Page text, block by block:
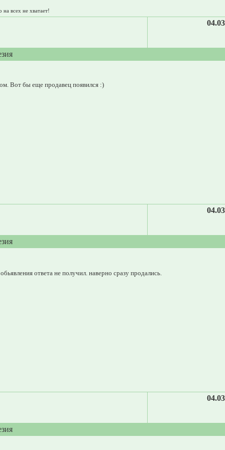
всех не хватает!
Вот бы еще продавец появился :)
ответа не получил. наверно сразу продались.